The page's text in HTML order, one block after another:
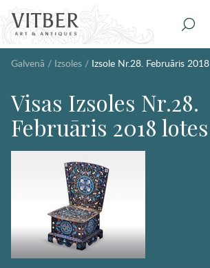
Galvenā / Izsoles / Izsole Nr.28. Februāris 2018
Visas Izsoles Nr.28.
Februāris 2018 lotes